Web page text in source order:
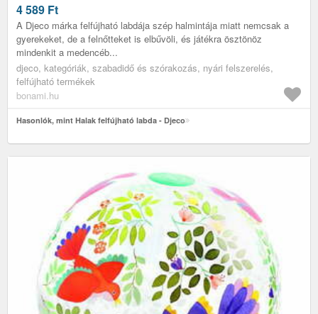
4 589 Ft
A Djeco márka felfújható labdája szép halmintája miatt nemcsak a
gyerekeket, de a felnőtteket is elbűvöli, és játékra ösztönöz
mindenkit a medencéb...
djeco, kategóriák, szabadidő és szórakozás, nyári felszerelés,
felfújható termékek
bonami.hu
Hasonlók, mint Halak felfújható labda - Djeco